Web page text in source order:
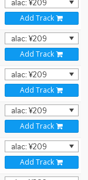
Add Track
Add Track
Add Track
Add Track
Add Track